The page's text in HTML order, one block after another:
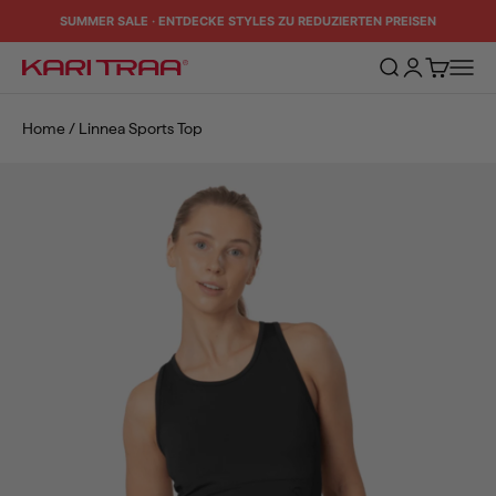
SUMMER SALE · ENTDECKE STYLES ZU REDUZIERTEN PREISEN
Kari Traa Suche öffnen
Home / Linnea Sports Top